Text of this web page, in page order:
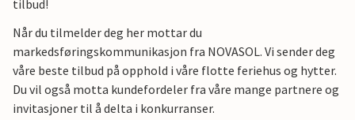
tilbud!
Når du tilmelder deg her mottar du
markedsføringskommunikasjon fra NOVASOL. Vi sender deg
våre beste tilbud på opphold i våre flotte feriehus og hytter.
Du vil også motta kundefordeler fra våre mange partnere og
invitasjoner til å delta i konkurranser.